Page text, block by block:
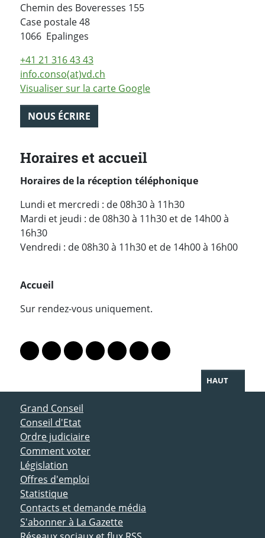
Chemin des Boveresses 155
Case postale48
1066 Epalinges
+41 21 316 43 43
info.conso(at)vd.ch
Visualiser sur la carte Google
NOUS ÉCRIRE
Horaires et accueil
Horaires de la réception téléphonique
Lundi et mercredi : de 08h30 à 11h30
Mardi et jeudi : de 08h30 à 11h30 et de 14h00 à
16h30
Vendredi : de 08h30 à 11h30 et de 14h00 à 16h00
Accueil
Sur rendez-vous uniquement.
Lien vers le profil Mastodon
Lien vers le profil Bluesky
Lien vers le profil Instagram
Lien vers le profil Linkedin
Lien vers le profil Facebook
Lien vers le profil Twitter
Partager par WhatsApp
HAUT
ACCÈS DIRECT
Grand Conseil
Conseil d'Etat
Ordre judiciaire
Comment voter
Législation
Offres d'emploi
Statistique
Contacts et demande média
S'abonner à La Gazette